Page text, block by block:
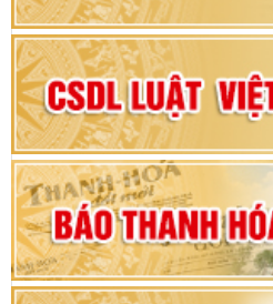
nhiệm kỳ 2025 – 2030
Đại hội Đảng bộ xã
nhiệm kỳ 2025 - 2030
Khai mạc Kỳ họp
hội khóa XV
Phiên thảo luận Kỳ
Thanh Hóa khóa